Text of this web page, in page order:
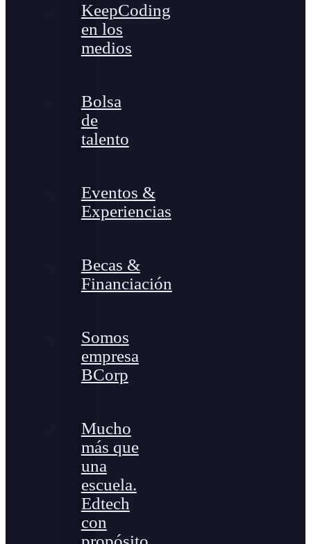
KeepCoding
en los
medios
Bolsa
de
talento
Eventos &
Experiencias
Becas &
Financiación
Somos
empresa
BCorp
Mucho
más que
una
escuela.
Edtech
con